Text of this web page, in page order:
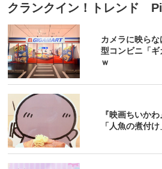
クランクイン！トレンド
カメラに映ら
型コンビニ「
ｗ
『映画ちいか
「人魚の煮付